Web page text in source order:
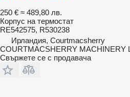
250 € ≈ 489,80 лв.
Корпус на термостат
RE542575, R530238
Ирландия, Courtmacsherry
COURTMACSHERRY MACHINERY
Свържете се с продавача